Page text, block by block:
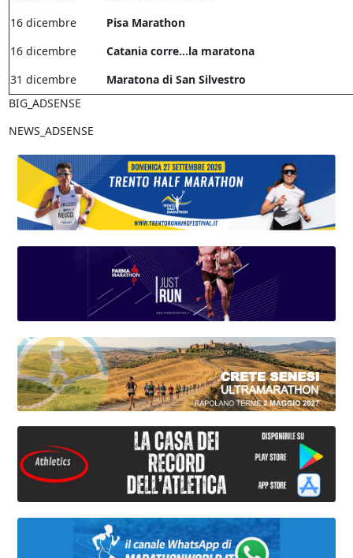
16 dicembre
Pisa Marathon
16 dicembre
Catania corre…la maratona
31 dicembre
Maratona di San Silvestro
BIG_ADSENSE
NEWS_ADSENSE